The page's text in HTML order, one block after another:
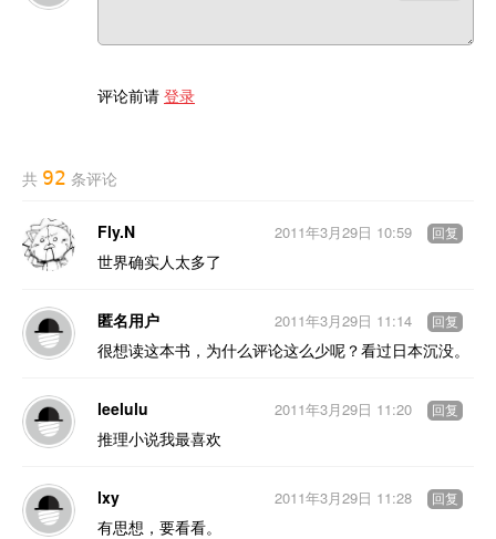
评论前请 登录
共 92 条评论
Fly.N
世界确实人太多了
2011年3月29日 10:59 回复
匿名用户
很想读这本书，为什么评论这么少呢？看过日本沉没。
2011年3月29日 11:14 回复
leelulu
推理小说我最喜欢
2011年3月29日 11:20 回复
lxy
有思想，要看看。
2011年3月29日 11:28 回复